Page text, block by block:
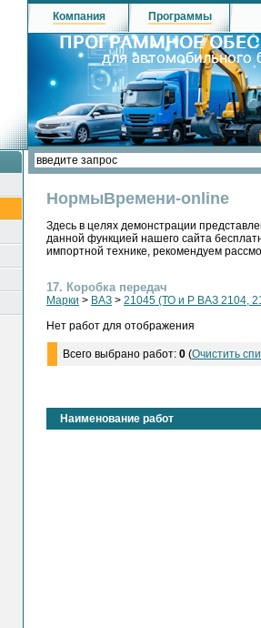
Компания Программы
НормыВремени-online
Здесь в целях демонстрации
данной функцией нашего сайта
импортной технике, рекомендуем
17. Коробка передач
Марки > ВАЗ > 21045 (ТО и Р ВАЗ 2104,
Нет работ для отображения
Всего выбрано работ: 0 (Очистить
Наименование работ